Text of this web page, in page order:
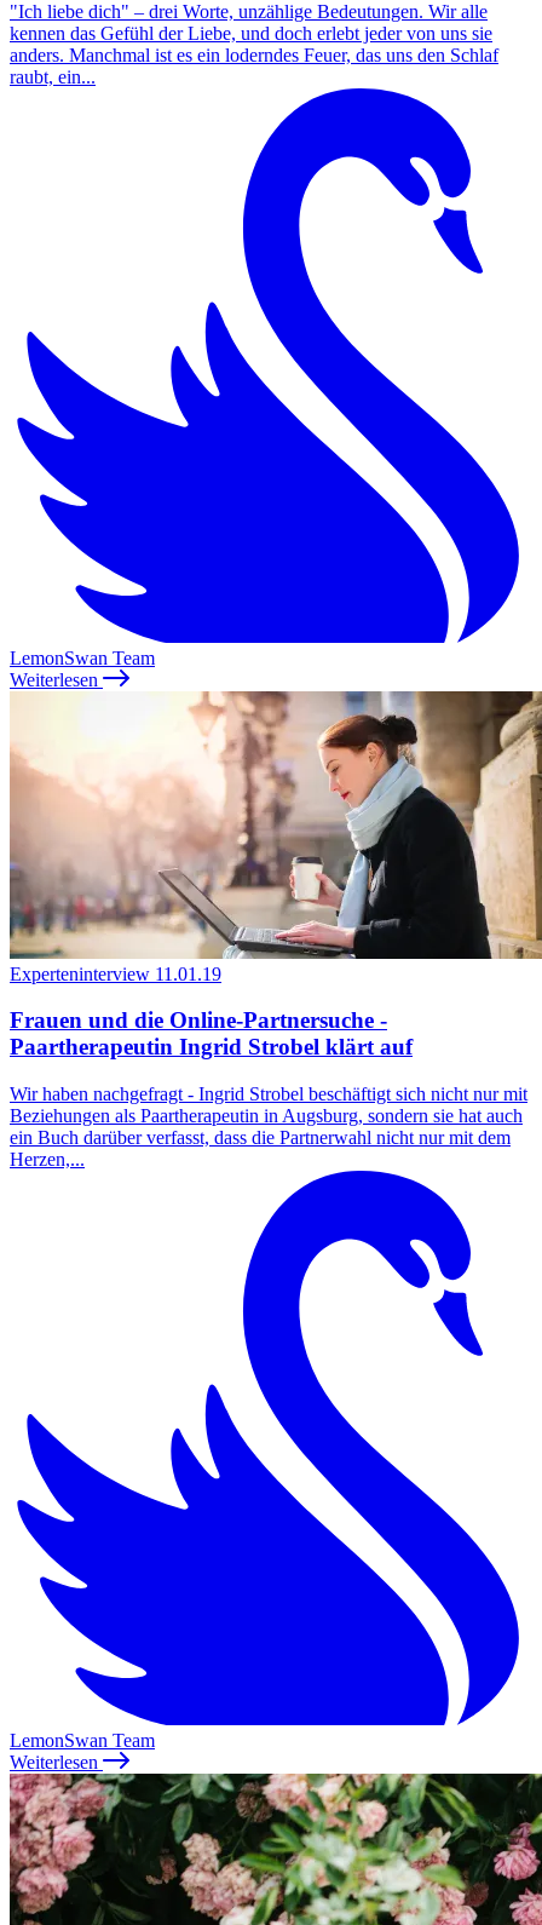
"Ich liebe dich" – drei Worte, unzählige Bedeutungen. Wir alle
kennen das Gefühl der Liebe, und doch erlebt jeder von uns sie
anders. Manchmal ist es ein loderndes Feuer, das uns den Schlaf
raubt, ein...
LemonSwan Team
Weiterlesen
Experteninterview 11.01.19
Frauen und die Online-Partnersuche -
Paartherapeutin Ingrid Strobel klärt auf
Wir haben nachgefragt - Ingrid Strobel beschäftigt sich nicht nur mit
Beziehungen als Paartherapeutin in Augsburg, sondern sie hat auch
ein Buch darüber verfasst, dass die Partnerwahl nicht nur mit dem
Herzen,...
LemonSwan Team
Weiterlesen